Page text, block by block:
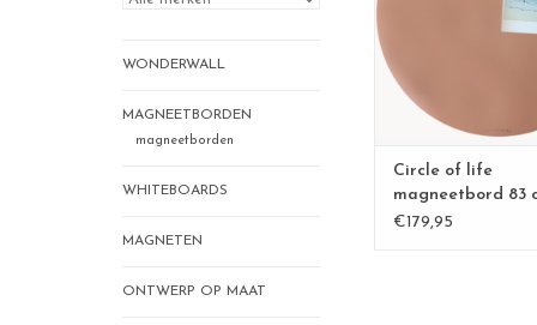
WONDERWALL
MAGNEETBORDEN
magneetborden
WHITEBOARDS
MAGNETEN
ONTWERP OP MAAT
TOEVOEGEN AAN
Circle of life
magneetbord 83
€179,95